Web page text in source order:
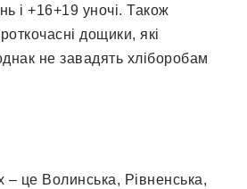
і +16+19 уночі. Також
дощики, які
не завадять хліборобам
– це Волинська, Рівненська,